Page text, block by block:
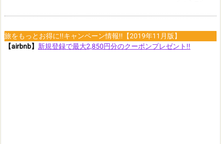
旅をもっとお得に!!キャンペーン情報!!【2019年11月版】
【airbnb】 新規登録で最大2,850円分のクーポンプレゼント!!